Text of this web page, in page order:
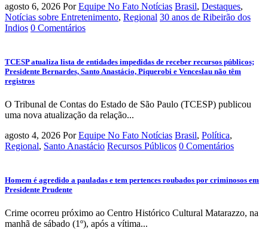
agosto 6, 2026 Por Equipe No Fato Notícias Brasil, Destaques,
Notícias sobre Entretenimento, Regional 30 anos de Ribeirão dos
Indios 0 Comentários
TCESP atualiza lista de entidades impedidas de receber recursos públicos;
Presidente Bernardes, Santo Anastácio, Piquerobi e Venceslau não têm
registros
O Tribunal de Contas do Estado de São Paulo (TCESP) publicou
uma nova atualização da relação...
agosto 4, 2026 Por Equipe No Fato Notícias Brasil, Política,
Regional, Santo Anastácio Recursos Públicos 0 Comentários
Homem é agredido a pauladas e tem pertences roubados por criminosos em
Presidente Prudente
Crime ocorreu próximo ao Centro Histórico Cultural Matarazzo, na
manhã de sábado (1º), após a vítima...